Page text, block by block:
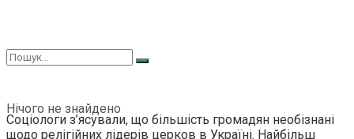
Нічого не знайдено
Соціологи з’ясували, що більшість громадян необізнані
щодо релігійних лідерів церков в Україні. Найбільш